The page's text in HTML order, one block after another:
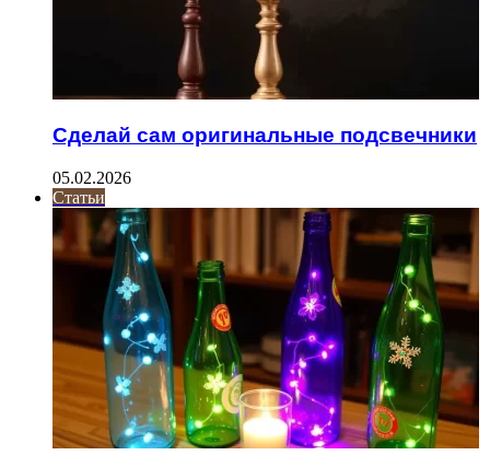
Сделай сам оригинальные подсвечники
05.02.2026
Статьи